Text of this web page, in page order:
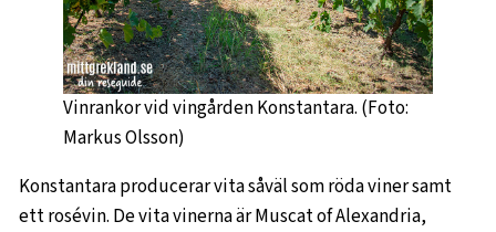
Vinrankor vid vingården Konstantara. (Foto:
Markus Olsson)
Konstantara producerar vita såväl som röda viner samt
ett rosévin. De vita vinerna är Muscat of Alexandria,